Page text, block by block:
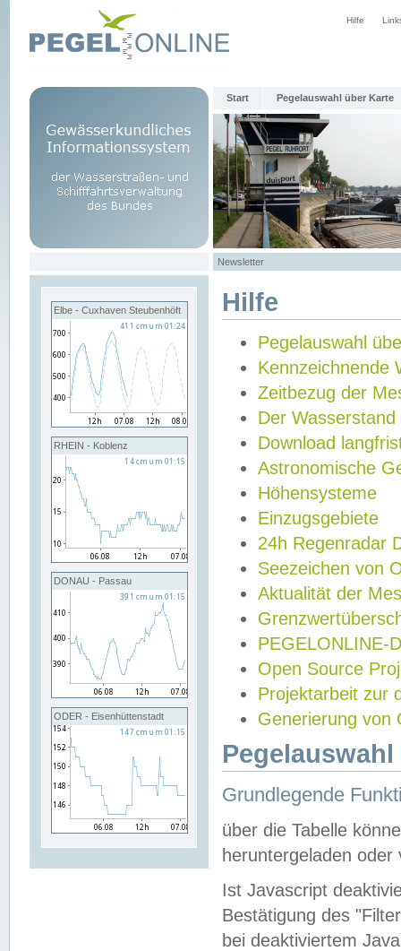
Hilfe
Start Pegelauswahl über Karte
Newsletter
Elbe - Cuxhaven Steubenhöft
RHEIN - Koblenz
DONAU - Passau
ODER - Eisenhüttenstadt
Hilfe
Pegelauswahl
Kennzeichnende
Zeitbezug der
Der Wasserstand
Download
Astronomische
Höhensysteme
Einzugsgebiete
24h Regenradar
Seezeichen von
Aktualität der
PEGELONLINE-
Open Source
Projektarbeit zur
Generierung von
Grundlegende
über die Tabelle
heruntergeladen oder
Ist Javascript
Bestätigung des
bei deaktiviertem